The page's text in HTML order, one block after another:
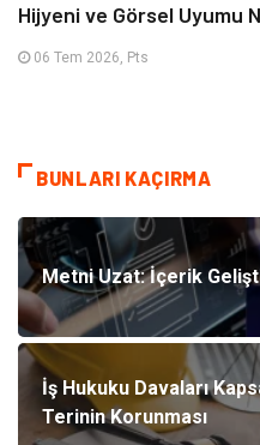
Hijyeni ve Görsel Uyumu
06 Tem 2026, Pts
BUNLARI KAÇIRMA
Metni Uzat: İçerik
İş Hukuku Davaları
Terinin Korunması